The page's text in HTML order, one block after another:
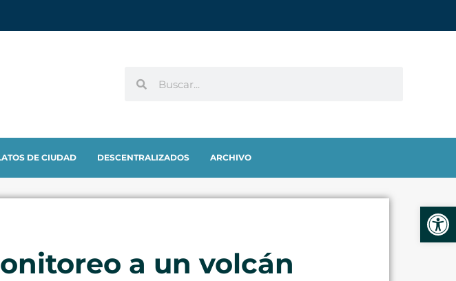
DE CIUDAD DESCENTRALIZADOS ARCHIVO
a un volcán